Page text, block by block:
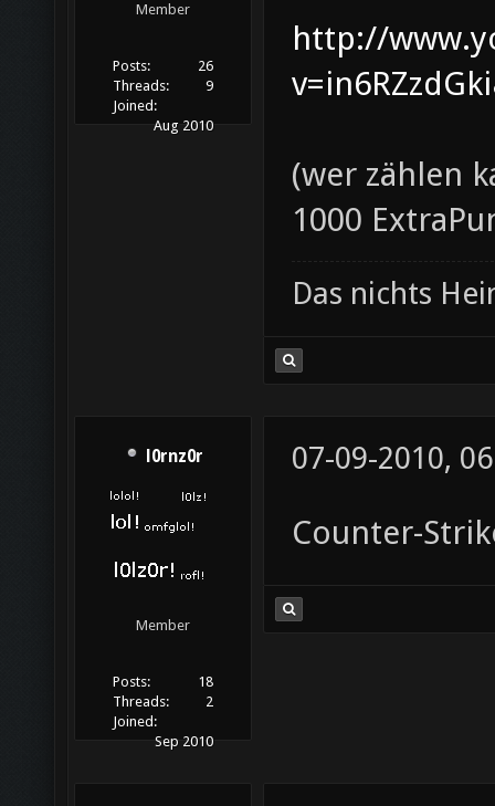
Member
Posts:
26
Threads:
9
Joined:
Aug 2010
http://
(wer zählen
1000
Das nichts
l0rnz0r
Member
Posts:
18
Threads:
2
Joined:
Sep 2010
07-09-2010,
Counter-